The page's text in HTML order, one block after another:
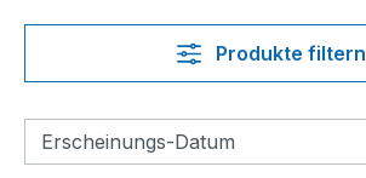
Produkte filtern